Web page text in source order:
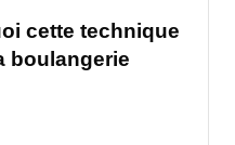
cette technique
boulangerie